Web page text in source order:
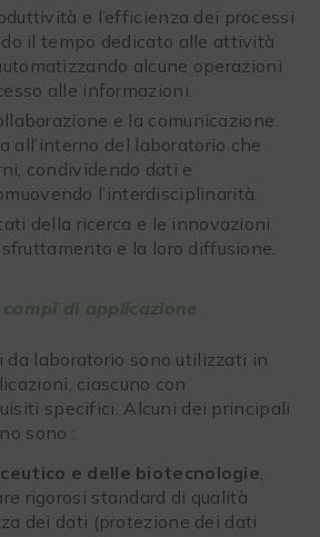
e l’efficienza dei processi
il tempo dedicato alle attività
alcune operazioni
alle informazioni.
e la comunicazione
all’interno del laboratorio che
condividendo dati e
l’interdisciplinarità.
della ricerca e le innovazioni
e la loro diffusione.
di applicazione
da laboratorio sono utilizzati in
ciascuno con
specifici. Alcuni dei principali
sono :
e delle biotecnologie,
rigorosi standard di qualità
dei dati (protezione dei dati